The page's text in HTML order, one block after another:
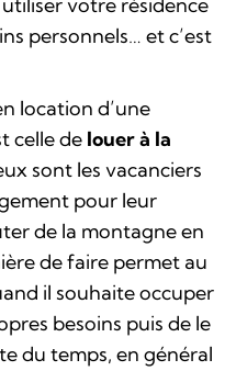
votre résidence
personnels… et c’est
location d’une
celle de louer à la
sont les vacanciers
pour leur
de la montagne en
de faire permet au
il souhaite occuper
besoins puis de le
du temps, en général